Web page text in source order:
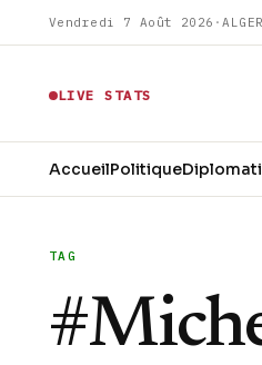
Vendredi 7 Août 2026 ·
LIVE STATS
AccueilPolitique
TAG
#